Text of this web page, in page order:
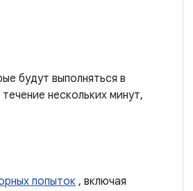
будут выполняться в
нескольких минут,
попыток , включая